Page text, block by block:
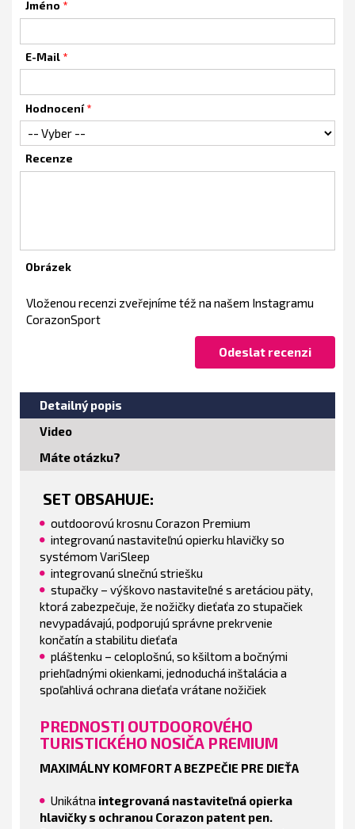
Jméno
E-Mail
Hodnocení
Recenze
Obrázek
Vloženou recenzi zveřejníme též na našem Instagramu
CorazonSport
Detailný popis
Video
Máte otázku?
SET OBSAHUJE:
outdoorovú krosnu Corazon Premium
integrovanú nastaviteľnú opierku hlavičky so
systémom VariSleep
integrovanú slnečnú striešku
stupačky – výškovo nastaviteľné s aretáciou päty,
ktorá zabezpečuje, že nožičky dieťaťa zo stupačiek
nevypadávajú, podporujú správne prekrvenie
končatín a stabilitu dieťaťa
pláštenku – celoplošnú, so kšiltom a bočnými
priehľadnými okienkami, jednoduchá inštalácia a
spoľahlivá ochrana dieťaťa vrátane nožičiek
PREDNOSTI OUTDOOROVÉHO
TURISTICKÉHO NOSIČA PREMIUM
MAXIMÁLNY KOMFORT A BEZPEČIE PRE DIEŤA
Unikátna integrovaná nastaviteľná opierka
hlavičky s ochranou Corazon patent pen.